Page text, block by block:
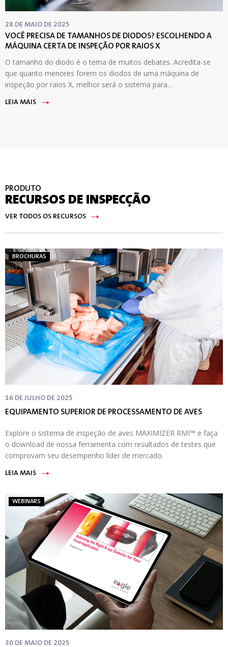
28 DE MAIO DE 2025
VOCÊ PRECISA DE TAMANHOS DE DIODOS? ESCOLHENDO A
MÁQUINA CERTA DE INSPEÇÃO POR RAIOS X
O tamanho do diodo é o tema de muitos debates. Acredita-se
que quanto menores forem os diodos de uma máquina de
inspeção por raios X, melhor será o sistema para…
LEIA MAIS
PRODUTO
RECURSOS DE INSPECÇÃO
VER TODOS OS RECURSOS
BROCHURAS
16 DE JULHO DE 2025
EQUIPAMENTO SUPERIOR DE PROCESSAMENTO DE AVES
Explore o sistema de inspeção de aves MAXIMIZER RMI™ e faça
o download de nossa ferramenta com resultados de testes que
comprovam seu desempenho líder de mercado.
LEIA MAIS
WEBINARS
30 DE MAIO DE 2025